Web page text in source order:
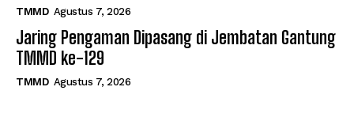
TMMD Agustus 7, 2026
Jaring Pengaman Dipasang di Jembatan Gantung
TMMD ke-129
TMMD Agustus 7, 2026